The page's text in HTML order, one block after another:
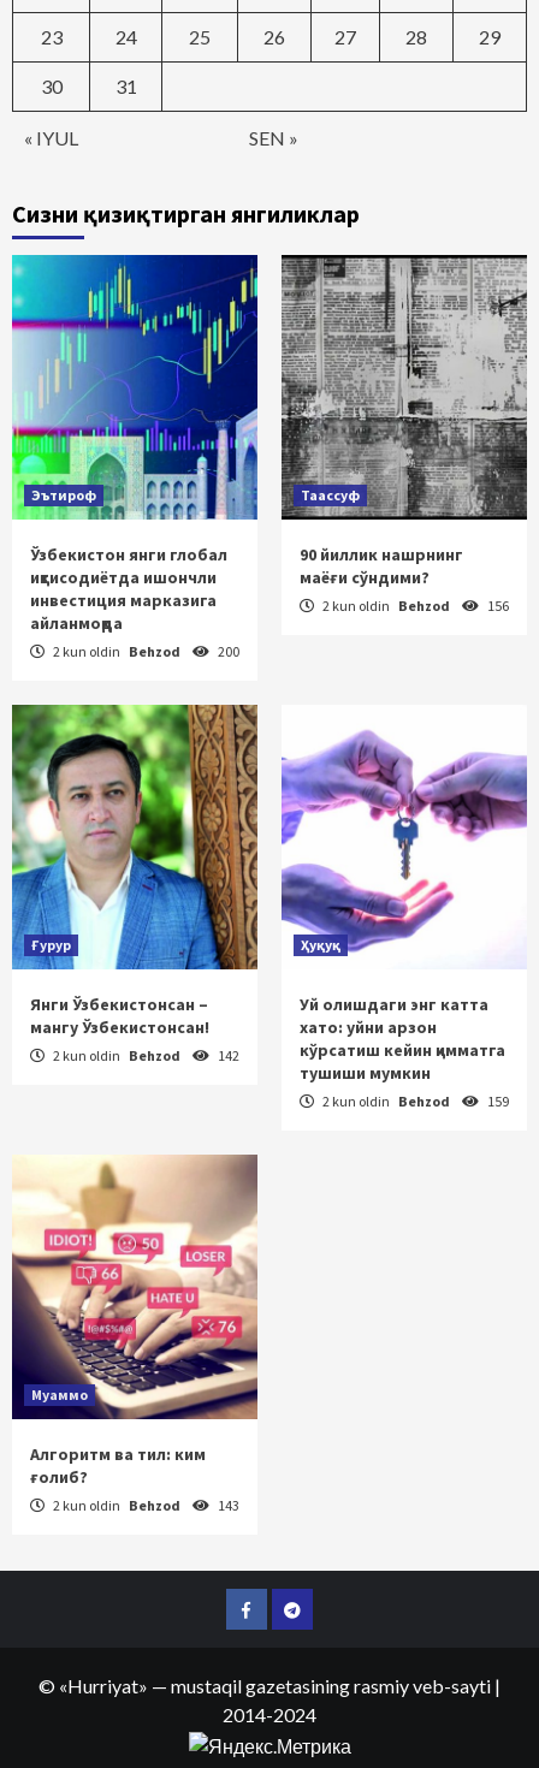
« IYUL SEN »
23 24 25 26 27 28 29
30 31
Сизни қизиқтирган янгиликлар
Эътироф
Ўзбекистон янги глобал
иқтисодиётда ишончли
инвестиция марказига
айланмоқда
2 kun oldin Behzod 200
Таассуф
90 йиллик нашрнинг
маёғи сўндими?
2 kun oldin Behzod 156
Ғурур
Янги Ўзбекистонсан –
мангу Ўзбекистонсан!
2 kun oldin Behzod 142
Ҳуқуқ
Уй олишдаги энг катта
хато: уйни арзон
кўрсатиш кейин қимматга
тушиши мумкин
2 kun oldin Behzod 159
Муаммо
Алгоритм ва тил: ким
ғолиб?
2 kun oldin Behzod 143
FacebookTelegram
© «Hurriyat» — mustaqil gazetasining rasmiy veb-sayti |
2014-2024